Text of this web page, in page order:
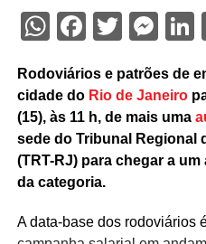
WhatsApp
Facebook
Rodoviários e patrões de
cidade do Rio de Janeiro
(15), às 11 h, de mais uma
sede do Tribunal Regional
(TRT-RJ) para chegar a
da categoria.
A data-base dos rodoviários